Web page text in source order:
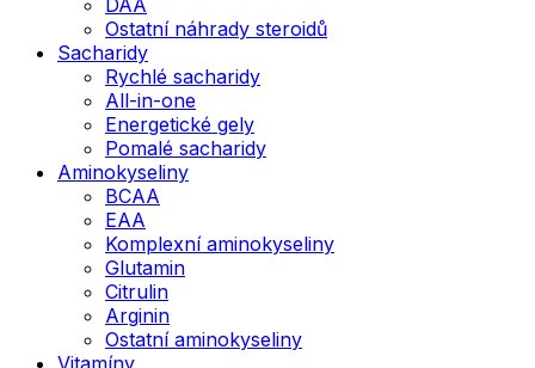
Ostatní náhrady steroidů
Sacharidy
Rychlé sacharidy
All-in-one
Energetické gely
Pomalé sacharidy
Aminokyseliny
BCAA
EAA
Komplexní aminokyseliny
Glutamin
Citrulin
Arginin
Ostatní aminokyseliny
Vitamíny